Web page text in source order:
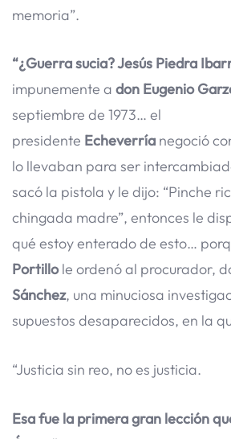
memoria”.
“¿Guerra sucia? Jesús Piedra
impunemente a don Eugenio
septiembre de 1973… el
presidente Echeverría negoció
lo llevaban para ser
sacó la pistola y le dijo: “Pinche
chingada madre”, entonces le
qué estoy enterado de esto…
Portillole ordenó al procurador,
Sánchez, una minuciosa
supuestos desaparecidos, en la
“Justicia sin reo, no es justicia.
Esa fue la primera gran lección